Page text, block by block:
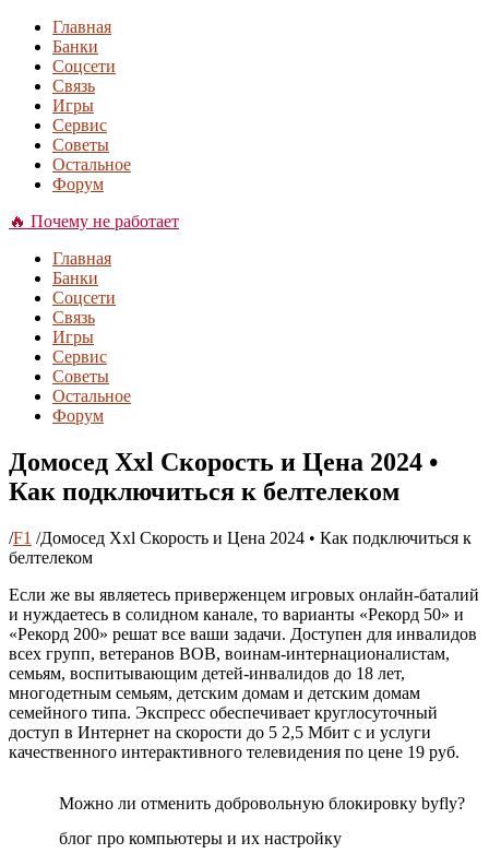
Главная
Банки
Соцсети
Связь
Игры
Сервис
Советы
Остальное
Форум
🔥 Почему не работает
Главная
Банки
Соцсети
Связь
Игры
Сервис
Советы
Остальное
Форум
Домосед Xxl Скорость и Цена 2024 •
Как подключиться к белтелеком
/F1 /Домосед Xxl Скорость и Цена 2024 • Как подключиться к
белтелеком
Если же вы являетесь приверженцем игровых онлайн-баталий
и нуждаетесь в солидном канале, то варианты «Рекорд 50» и
«Рекорд 200» решат все ваши задачи. Доступен для инвалидов
всех групп, ветеранов ВОВ, воинам-интернационалистам,
семьям, воспитывающим детей-инвалидов до 18 лет,
многодетным семьям, детским домам и детским домам
семейного типа. Экспресс обеспечивает круглосуточный
доступ в Интернет на скорости до 5 2,5 Мбит с и услуги
качественного интерактивного телевидения по цене 19 руб.
Можно ли отменить добровольную блокировку byfly?
блог про компьютеры и их настройку